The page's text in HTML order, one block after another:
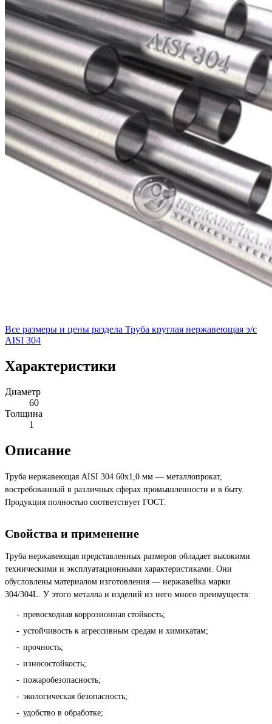
Все размеры и цены раздела Труба круглая нержавеющая э/с
AISI 304
Характеристики
Диаметр
60
Толщина
1
Описание
Труба нержавеющая AISI 304 60х1,0 мм — металлопрокат,
востребованный в различных сферах промышленности и в быту.
Продукция полностью соответствует ГОСТ.
Свойства и применение
Труба нержавеющая представленных размеров обладает высокими
техническими и эксплуатационными характеристиками. Они
обусловлены материалом изготовления — нержавейка марки
304/304L. У этого металла и изделий из него много преимуществ:
превосходная коррозионная стойкость;
устойчивость к агрессивным средам и химикатам;
прочность;
износостойкость;
пожаробезопасность;
экологическая безопасность;
удобство в обработке;